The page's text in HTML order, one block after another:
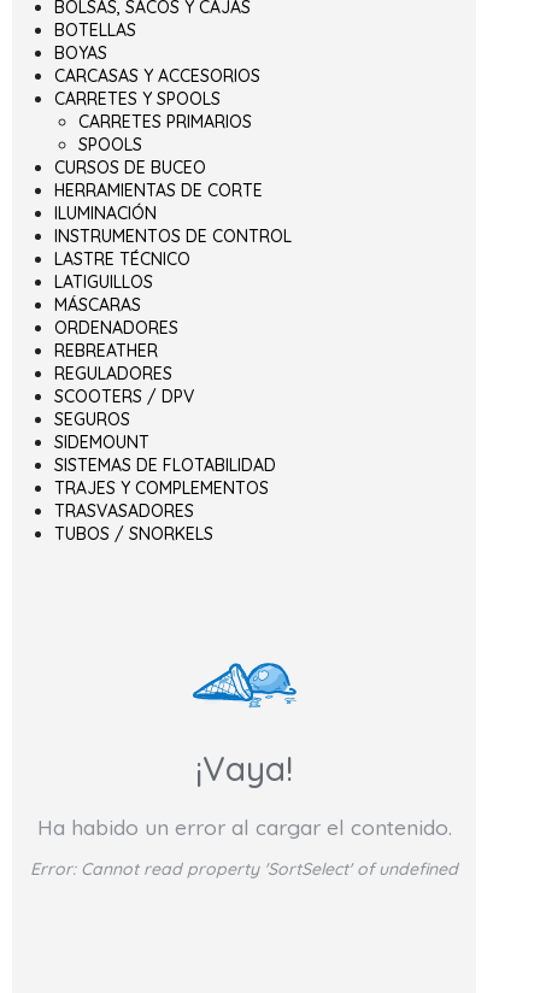
BOLSAS, SACOS Y CAJAS
BOTELLAS
BOYAS
CARCASAS Y ACCESORIOS
CARRETES Y SPOOLS
CARRETES PRIMARIOS
SPOOLS
CURSOS DE BUCEO
HERRAMIENTAS DE CORTE
ILUMINACIÓN
INSTRUMENTOS DE CONTROL
LASTRE TÉCNICO
LATIGUILLOS
MÁSCARAS
ORDENADORES
REBREATHER
REGULADORES
SCOOTERS / DPV
SEGUROS
SIDEMOUNT
SISTEMAS DE FLOTABILIDAD
TRAJES Y COMPLEMENTOS
TRASVASADORES
TUBOS / SNORKELS
¡Vaya!
Ha habido un error al cargar el contenido.
Error: Cannot read property 'SortSelect' of undefined